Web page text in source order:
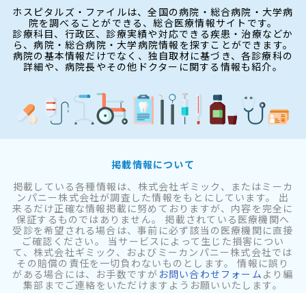
ホスピタルズ・ファイルは、全国の病院・総合病院・大学病
院を調べることができる、総合医療情報サイトです。
診療科目、行政区、診療実績や対応できる疾患・治療などか
ら、病院・総合病院・大学病院情報を探すことができます。
病院の基本情報だけでなく、独自取材に基づき、各診療科の
詳細や、病院長やその他ドクターに関する情報も紹介。
掲載情報について
掲載している各種情報は、株式会社ギミック、またはミーカ
ンパニー株式会社が調査した情報をもとにしています。 出
来るだけ正確な情報掲載に努めておりますが、内容を完全に
保証するものではありません。 掲載されている医療機関へ
受診を希望される場合は、事前に必ず該当の医療機関に直接
ご確認ください。 当サービスによって生じた損害につい
て、株式会社ギミック、およびミーカンパニー株式会社では
その賠償の責任を一切負わないものとします。 情報に誤り
がある場合には、お手数ですが お問い合わせフォーム より編
集部までご連絡をいただけますようお願いいたします。